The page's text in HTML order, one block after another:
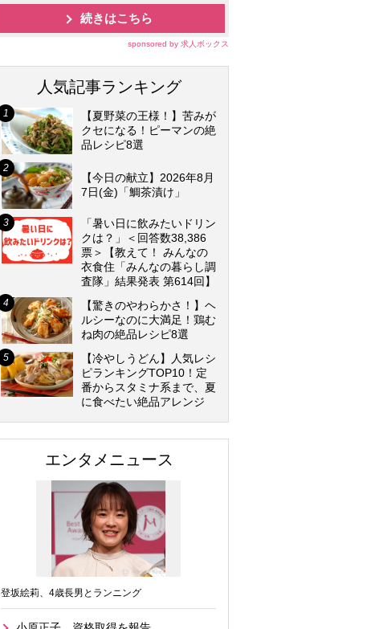
続きはこちら
sponsored by 求人ボックス
人気記事ランキング
【夏野菜の王様！】苦みが
クセになる！ピーマンの絶
品レシピ8選
【今日の献立】2026年8月
7日(金)「鯛茶漬け」
「暑い日に飲みたいドリン
クは？」＜回答数38,386
票＞【教えて！ みんなの
衣食住「みんなの暮らし調
査隊」結果発表 第614回】
【驚きのやわらかさ！】ヘ
ルシーなのに大満足！鶏む
ね肉の絶品レシピ8選
【冷やしうどん】人気レシ
ピランキングTOP10！定
番からスタミナ系まで、夏
に食べたい絶品アレンジ
エンタメニュース
登坂絵莉、4歳長男とランニング